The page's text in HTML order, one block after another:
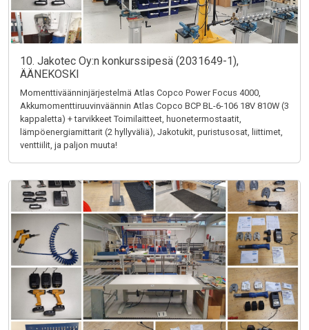
10. Jakotec Oy:n konkurssipesä (2031649-1),
ÄÄNEKOSKI
Momenttiväänninjärjestelmä Atlas Copco Power Focus 4000,
Akkumomenttiruuvinväännin Atlas Copco BCP BL-6-106 18V 810W (3
kappaletta) + tarvikkeet Toimilaitteet, huonetermostaatit,
lämpöenergiamittarit (2 hyllyväliä), Jakotukit, puristusosat, liittimet,
venttiilit, ja paljon muuta!